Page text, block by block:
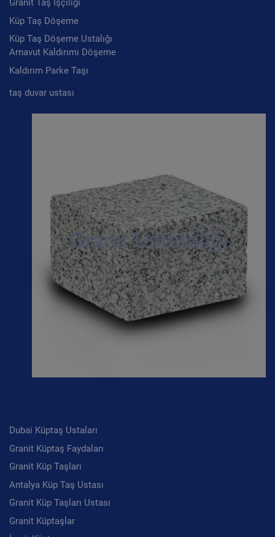
Granit Taş İşçiliği
Küp Taş Döşeme
Küp Taş Döşeme Ustalığı
Arnavut Kaldırımı Döşeme
Kaldırım Parke Taşı
taş duvar ustası
Granit Ustatalığı
Dubai Küptaş Ustaları
Granit Küptaş Faydaları
Granit Küp Taşları
Antalya Küp Taş Ustası
Granit Küp Taşları Ustası
Granit Küptaşlar